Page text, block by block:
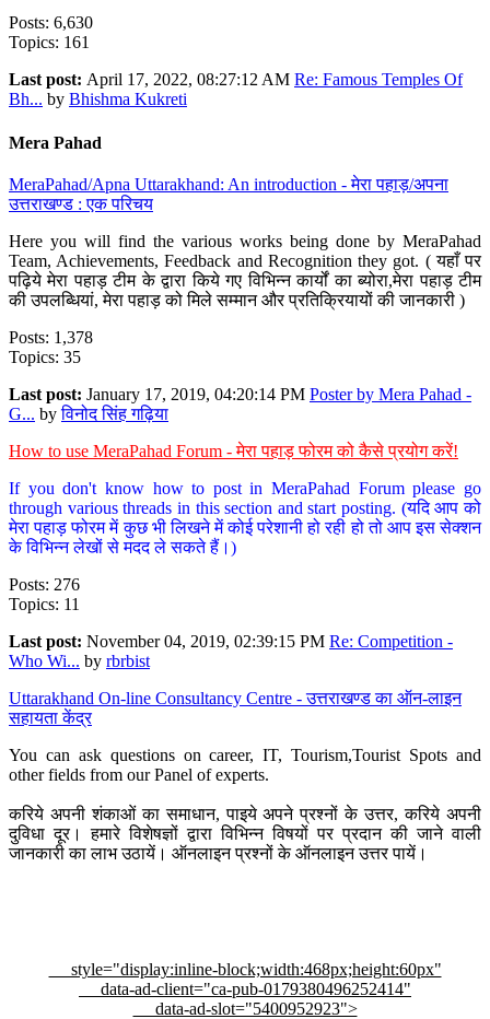
Posts: 6,630
Topics: 161
Last post: April 17, 2022, 08:27:12 AM Re: Famous Temples Of
Bh... by Bhishma Kukreti
Mera Pahad
MeraPahad/Apna Uttarakhand: An introduction - मेरा पहाड़/अपना
उत्तराखण्ड : एक परिचय
Here you will find the various works being done by MeraPahad
Team, Achievements, Feedback and Recognition they got. ( यहाँ पर
पढ़िये मेरा पहाड़ टीम के द्वारा किये गए विभिन्न कार्यों का ब्योरा,मेरा पहाड़ टीम
की उपलब्धियां, मेरा पहाड़ को मिले सम्मान और प्रतिक्रियायों की जानकारी )
Posts: 1,378
Topics: 35
Last post: January 17, 2019, 04:20:14 PM Poster by Mera Pahad -
G... byविनोद सिंह गढ़िया
How to use MeraPahad Forum - मेरा पहाड़ फोरम को कैसे प्रयोग करें!
If you don't know how to post in MeraPahad Forum please go
through various threads in this section and start posting. (यदि आप को
मेरा पहाड़ फोरम में कुछ भी लिखने में कोई परेशानी हो रही हो तो आप इस सेक्शन
के विभिन्न लेखों से मदद ले सकते हैं।)
Posts: 276
Topics: 11
Last post: November 04, 2019, 02:39:15 PM Re: Competition -
Who Wi... by rbrbist
Uttarakhand On-line Consultancy Centre - उत्तराखण्ड का ऑन-लाइन
सहायता केंद्र
You can ask questions on career, IT, Tourism,Tourist Spots and
other fields from our Panel of experts.
करिये अपनी शंकाओं का समाधान, पाइये अपने प्रश्नों के उत्तर, करिये अपनी
दुविधा दूर। हमारे विशेषज्ञों द्वारा विभिन्न विषयों पर प्रदान की जाने वाली
जानकारी का लाभ उठायें। ऑनलाइन प्रश्नों के ऑनलाइन उत्तर पायें।
style="display:inline-block;width:468px;height:60px"
data-ad-client="ca-pub-0179380496252414"
data-ad-slot="5400952923">